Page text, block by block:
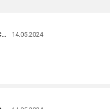
Таблицы, телеграм-бот и ChatGPT: простой способ вести семейные финансы
14.05.2024